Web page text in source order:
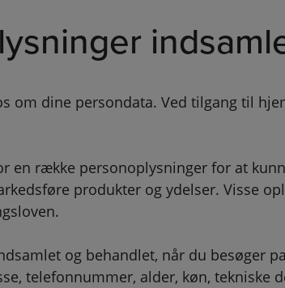
om dine persondata. Ved tilgang til
for en række personoplysninger for at
produkter og ydelser. Visse
og behandlet, når du besøger
telefonnummer, alder, køn,